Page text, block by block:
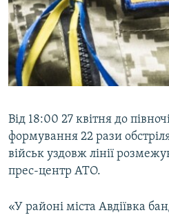
ФОТО
СПЕЦПРОЄКТИ
ПОДКАСТИ
РУС
УКР
ДОЛУЧАЙСЯ!
Від 18:00 27 квітня до
формування 22 рази
військ уздовж лінії
прес-центр АТО.
«У районі міста Авдіївка